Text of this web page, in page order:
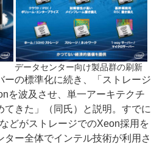
データセンター向け製品群の刷新
の標準化に続き、「ストレージ
を波及させ、単一アーキテクチ
てきた」（同氏）と説明。すでに
どがストレージでのXeon採用を
ー全体でインテル技術が利用さ